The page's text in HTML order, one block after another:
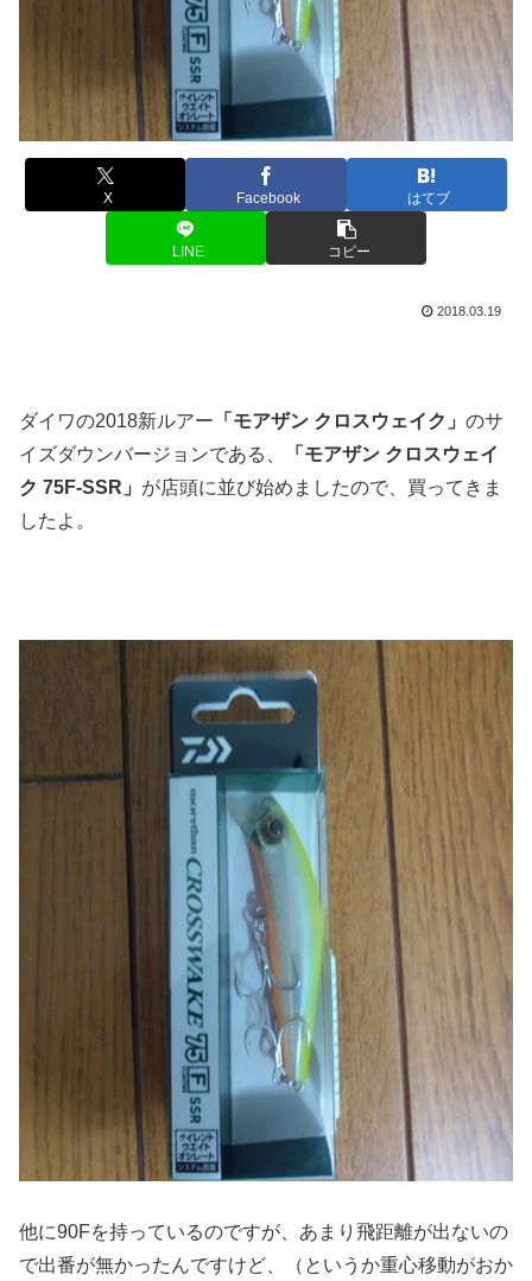
X Facebook はてブ
LINE コピー
2018.03.19
ダイワの2018新ルアー 「モアザン クロスウェイク」 のサ
イズダウンバージョンである、
「モアザン クロスウェイ
ク 75F-SSR」 が店頭に並び始めましたので、買ってきま
したよ。
他に90Fを持っているのですが、あまり飛距離が出ないの
で出番が無かったんですけど、（というか重心移動がおか